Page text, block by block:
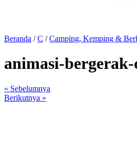
Beranda /C /Camping, Kemping &
animasi-
« Sebelumnya
Berikutnya »